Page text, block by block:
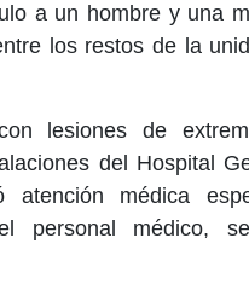
a un hombre y una
los restos de la
lesiones de
del Hospital
médica
personal médico,